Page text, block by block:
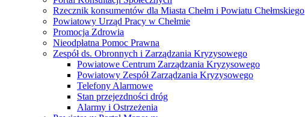
Rzecznik konsumentów dla Miasta Chełm i Powiatu Chełmskiego
Powiatowy Urząd Pracy w Chełmie
Promocja Zdrowia
Nieodpłatna Pomoc Prawna
Zespół ds. Obronnych i Zarządzania Kryzysowego
Powiatowe Centrum Zarządzania Kryzysowego
Powiatowy Zespół Zarządzania Kryzysowego
Telefony Alarmowe
Stan przejezdności dróg
Alarmy i Ostrzeżenia